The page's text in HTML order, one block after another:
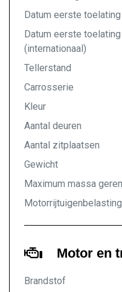
Datum eerste toelating
Datum eerste toelating
(internationaal)
Tellerstand
Carrosserie
Kleur
Aantal deuren
Aantal zitplaatsen
Gewicht
Maximum massa
Motorrijtuigenbelasting
Motor en
Brandstof